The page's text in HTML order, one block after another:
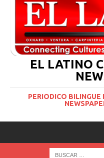
EL LATINO
PERIODICO